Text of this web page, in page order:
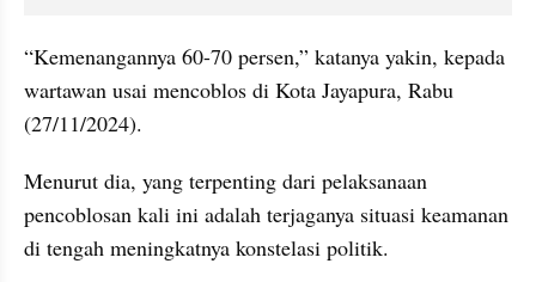
“Kemenangannya 60-70 persen,” katanya yakin, kepada
wartawan usai mencoblos di Kota Jayapura, Rabu
(27/11/2024).
Menurut dia, yang terpenting dari pelaksanaan
pencoblosan kali ini adalah terjaganya situasi keamanan
di tengah meningkatnya konstelasi politik.